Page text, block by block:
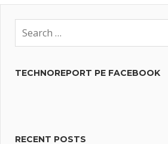
TECHNOREPORT PE FACEBOOK
RECENT POSTS